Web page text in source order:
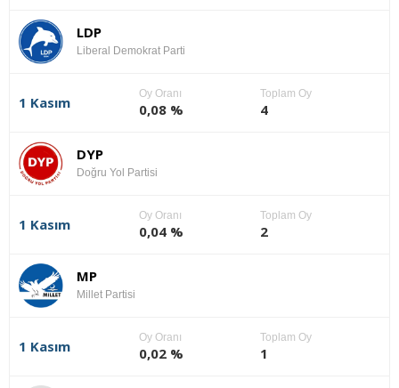
LDP
Liberal Demokrat Parti
1 Kasım
Oy Oranı
0,08 %
Toplam Oy
4
DYP
Doğru Yol Partisi
1 Kasım
Oy Oranı
0,04 %
Toplam Oy
2
MP
Millet Partisi
1 Kasım
Oy Oranı
0,02 %
Toplam Oy
1